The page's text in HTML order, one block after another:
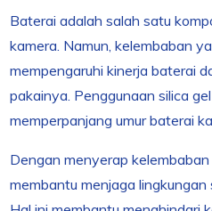
Baterai adalah salah satu
kamera. Namun, kelembaban
mempengaruhi kinerja baterai
pakainya. Penggunaan silica
memperpanjang umur baterai
Dengan menyerap
membantu menjaga